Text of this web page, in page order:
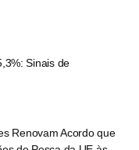
Sinais de
Renovam Acordo que